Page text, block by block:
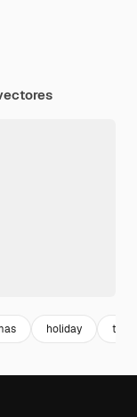
holiday